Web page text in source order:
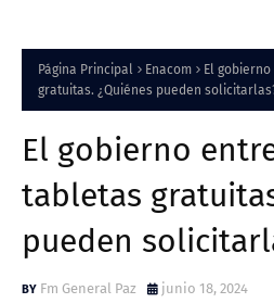
Página Principal Enacom
El
gratuitas. ¿Quiénes pueden
El gobierno
tabletas
pueden
Fm General Paz junio 18, 2024